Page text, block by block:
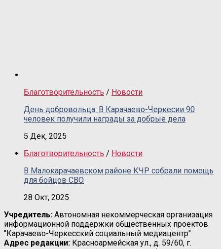
Благотворительность / Новости
День добровольца: В Карачаево-Черкесии 90
человек получили награды за добрые дела
5 Дек, 2025
Благотворительность / Новости
В Малокарачаевском районе КЧР собрали помощь
для бойцов СВО
28 Окт, 2025
Учредитель: Автономная некоммерческая организация
информационной поддержки общественных проектов
"Карачаево-Черкесский социальный медиацентр"
Адрес редакции: Красноармейская ул., д. 59/60, г.